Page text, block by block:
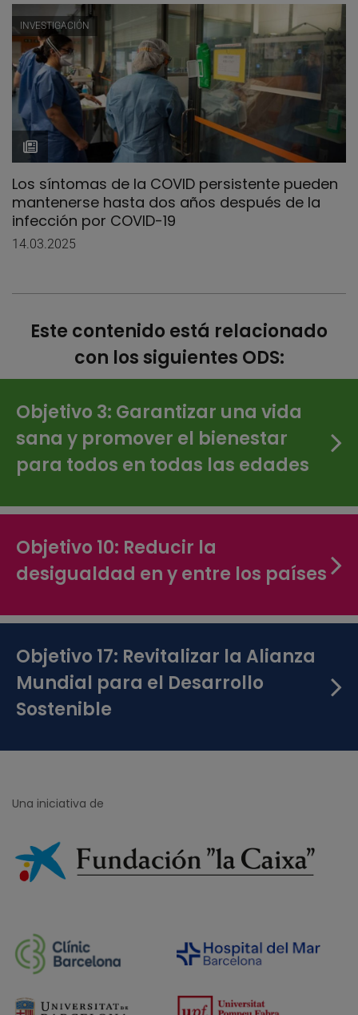
INVESTIGACIÓN
Los síntomas de la COVID persistente pueden
mantenerse hasta dos años después de la
infección por COVID-19
14.03.2025
Este contenido está relacionado
con los siguientes ODS:
Objetivo 3: Garantizar una vida
sana y promover el bienestar
para todos en todas las edades
Objetivo 10: Reducir la
desigualdad en y entre los países
Objetivo 17: Revitalizar la Alianza
Mundial para el Desarrollo
Sostenible
Una iniciativa de